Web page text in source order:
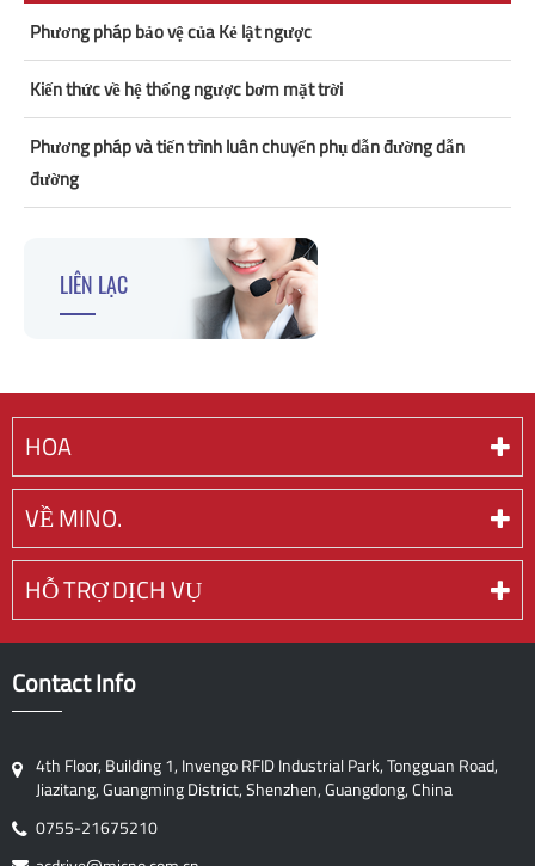
Phương pháp bảo vệ của Kẻ lật ngược
Kiến thức về hệ thống ngược bơm mặt trời
Phương pháp và tiến trình luân chuyển phụ dẫn đường dẫn
đường
LIÊN LẠC
HOA
VỀ MINO.
HỖ TRỢ DỊCH VỤ
Contact Info
4th Floor, Building 1, Invengo RFID Industrial Park, Tongguan Road,
Jiazitang, Guangming District, Shenzhen, Guangdong, China
0755-21675210